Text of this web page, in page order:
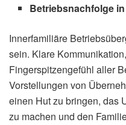
Betriebsnachfolge
Innerfamiliäre
sein. Klare
Fingerspitzengefühl aller
Vorstellungen von
einen Hut zu bringen, das
zu machen und den